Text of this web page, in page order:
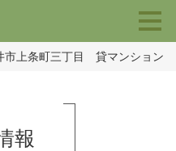
市上条町三丁目 貸マンション
報